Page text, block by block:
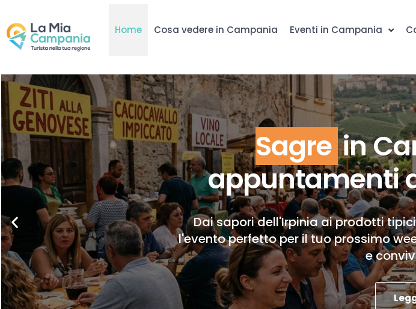
Home Cosa vedere in Campania Eventi in Campania
Sagre in
appuntamenti
Dai sapori dell'Irpinia ai prodotti
l'evento perfetto per il tuo prossimo
e